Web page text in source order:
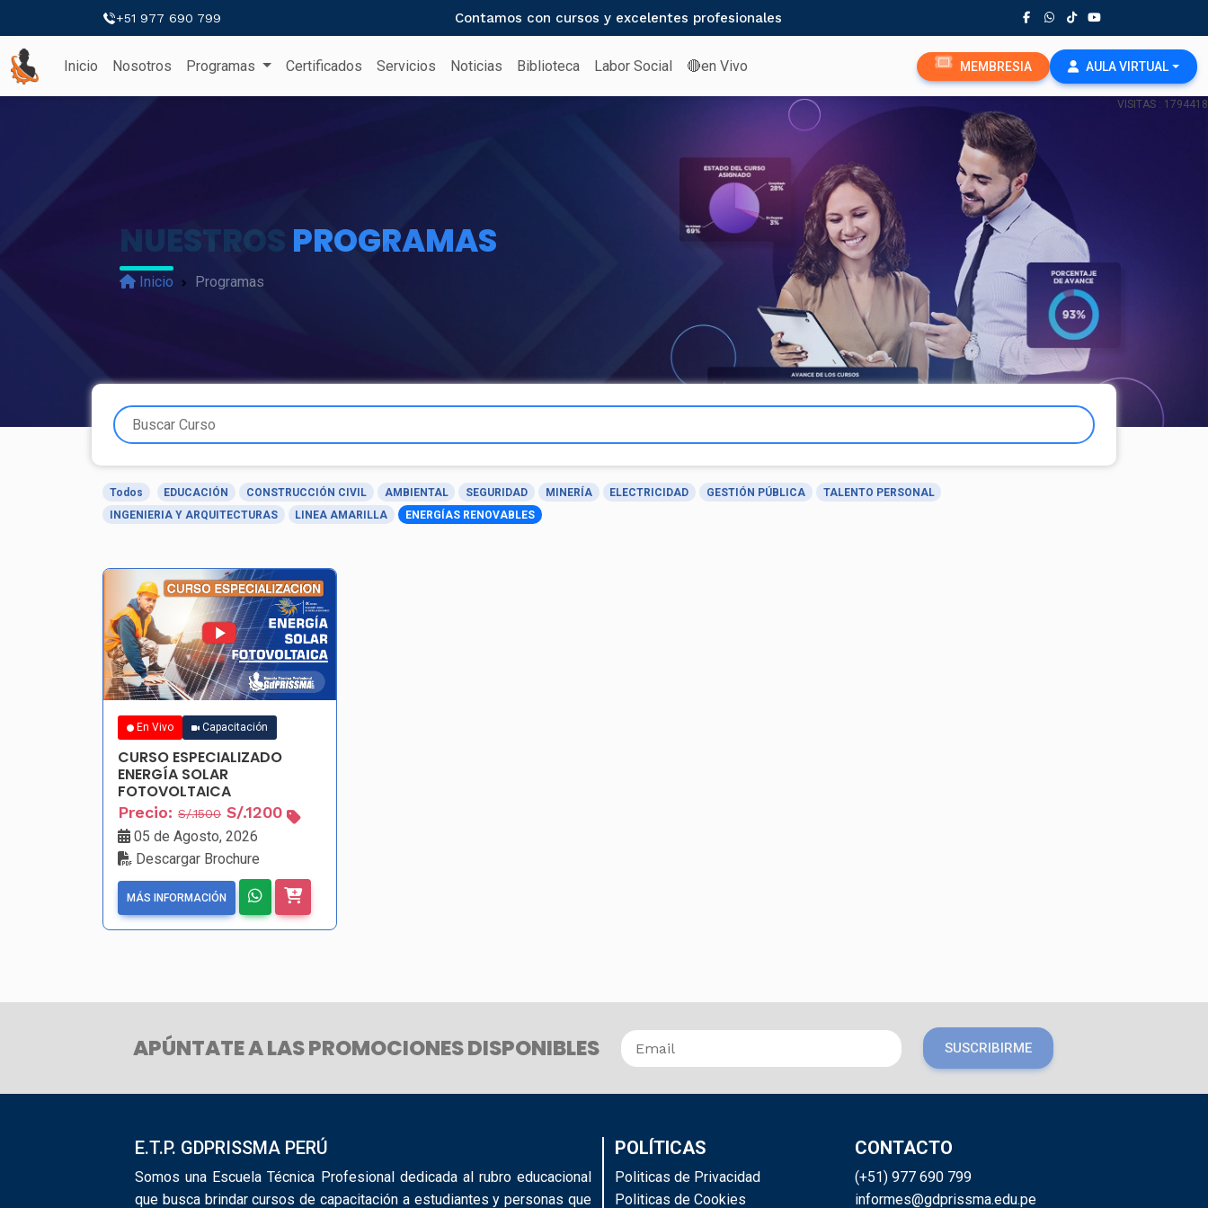
+51 977 690 799 Contamos con cursos y excelentes profesionales
Inicio Nosotros Programas Certificados Servicios Noticias Biblioteca Labor Social 🔴en Vivo MEMBRESIA AULA VIRTUAL
VISITAS : 1794418
NUESTROS PROGRAMAS
Inicio Programas
Todos EDUCACIÓN CONSTRUCCIÓN CIVIL AMBIENTAL SEGURIDAD MINERÍA ELECTRICIDAD GESTIÓN PÚBLICA
TALENTO PERSONAL
INGENIERIA Y ARQUITECTURAS
LINEA AMARILLA ENERGÍAS RENOVABLES
En Vivo Capacitación
CURSO ESPECIALIZADO
ENERGÍA SOLAR
FOTOVOLTAICA
Precio: S/.1500 S/.1200
05 de Agosto, 2026
Descargar Brochure
MÁS INFORMACIÓN
APÚNTATE A LAS PROMOCIONES DISPONIBLES SUSCRIBIRME
E.T.P. GDPRISSMA PERÚ
Somos una Escuela Técnica Profesional dedicada al rubro educacional
que busca brindar cursos de capacitación a estudiantes y personas que
POLÍTICAS
Politicas de Privacidad
Politicas de Cookies
CONTACTO
(+51) 977 690 799
informes@gdprissma.edu.pe